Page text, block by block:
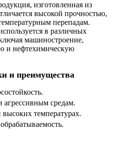
изготовленная из
высокой прочностью,
перепадам.
в различных
машиностроение,
и нефтехимическую
и преимущества
агрессивным средам.
температурах.